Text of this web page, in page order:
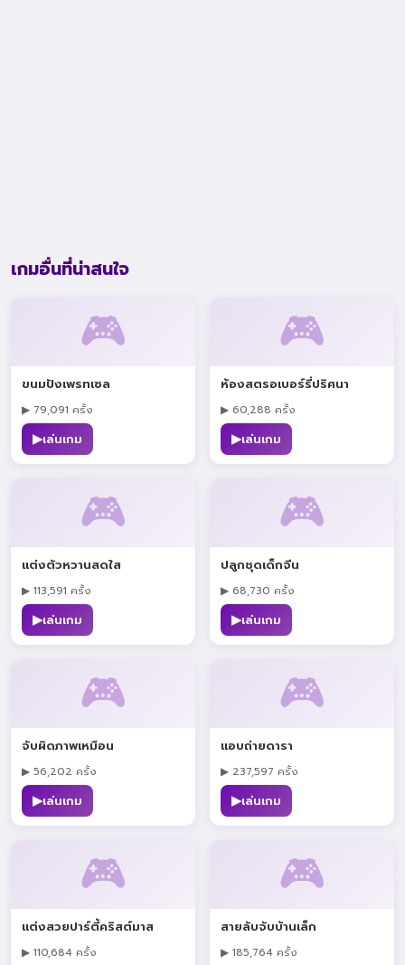
เกมอื่นที่น่าสนใจ
🎮
ขนมปังเพรทเซล
▶ 79,091 ครั้ง
▶เล่นเกม
🎮
ห้องสตรอเบอร์รี่ปริศนา
▶ 60,288 ครั้ง
▶เล่นเกม
🎮
แต่งตัวหวานสดใส
▶ 113,591 ครั้ง
▶เล่นเกม
🎮
ปลูกชุดเด็กจีน
▶ 68,730 ครั้ง
▶เล่นเกม
🎮
จับผิดภาพเหมือน
▶ 56,202 ครั้ง
▶เล่นเกม
🎮
แอบถ่ายดารา
▶ 237,597 ครั้ง
▶เล่นเกม
🎮
แต่งสวยปาร์ตี้คริสต์มาส
▶ 110,684 ครั้ง
🎮
สายลับจับบ้านเล็ก
▶ 185,764 ครั้ง